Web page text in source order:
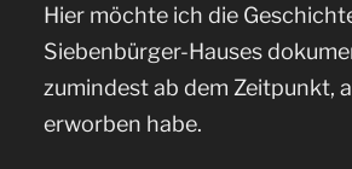
Hier möchte ich die
Siebenbürger-Hauses
zumindest ab dem Zeitpunkt,
erworben habe.